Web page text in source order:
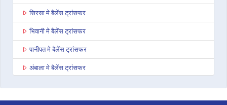
सिरसा मे बैलेंस ट्रांसफर
भिवानी मे बैलेंस ट्रांसफर
पानीपत मे बैलेंस ट्रांसफर
अंबाला मे बैलेंस ट्रांसफर